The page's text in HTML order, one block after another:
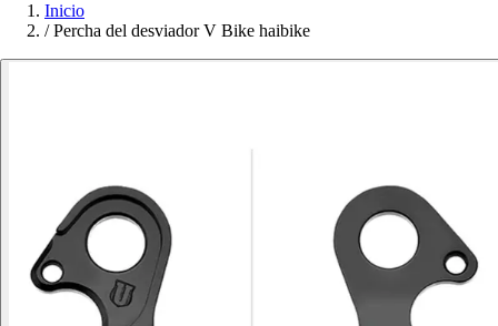
Inicio
/ Percha del desviador V Bike haibike